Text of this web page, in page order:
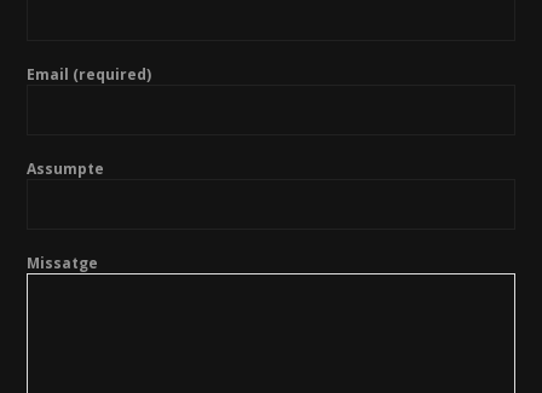
Email (required)
Assumpte
Missatge